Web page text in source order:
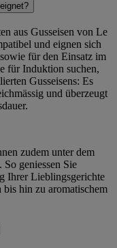
aus Gusseisen von Le
und eignen sich
für den Einsatz im
für Induktion suchen,
Gusseisens: Es
und überzeugt
zudem unter dem
geniessen Sie
Ihrer Lieblingsgerichte
hin zu aromatischem